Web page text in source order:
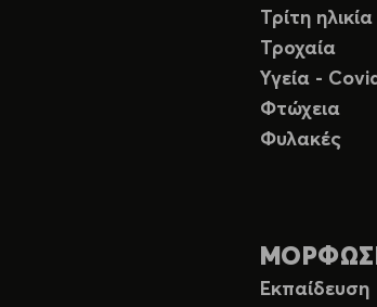
Τρίτη ηλικία
Τροχαία
Υγεία - Covid
Φτώχεια
Φυλακές
Εκπαίδευση